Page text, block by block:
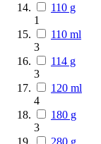
110 g
1
110 ml
3
114 g
3
120 ml
4
180 g
3
280 g